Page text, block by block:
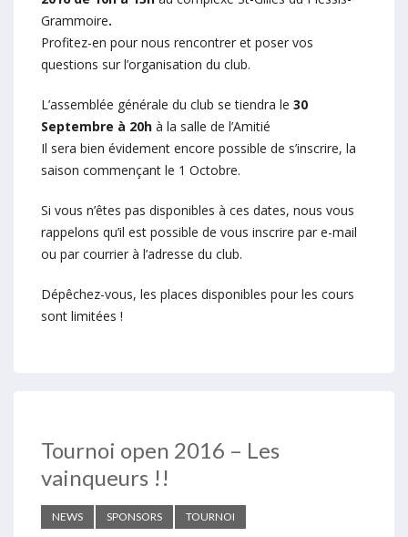
Grammoire.
Profitez-en pour nous rencontrer et poser vos
questions sur l’organisation du club.
L’assemblée générale du club se tiendra le 30
Septembre à 20h à la salle de l’Amitié
Il sera bien évidement encore possible de s’inscrire, la
saison commençant le 1 Octobre.
Si vous n’êtes pas disponibles à ces dates, nous vous
rappelons qu’il est possible de vous inscrire par e-mail
ou par courrier à l’adresse du club.
Dépêchez-vous, les places disponibles pour les cours
sont limitées !
Tournoi open 2016 – Les
vainqueurs !!
NEWS SPONSORS TOURNOI